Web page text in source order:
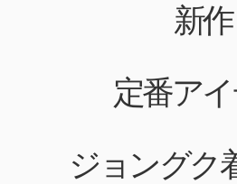
新作
定番ア
ジョングク